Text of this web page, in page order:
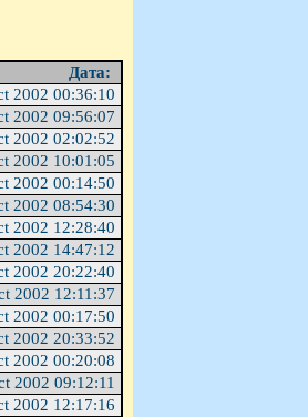
Дата:
2002 00:36:10
2002 09:56:07
2002 02:02:52
2002 10:01:05
2002 00:14:50
2002 08:54:30
2002 12:28:40
2002 14:47:12
2002 20:22:40
2002 12:11:37
2002 00:17:50
2002 20:33:52
2002 00:20:08
2002 09:12:11
2002 12:17:16